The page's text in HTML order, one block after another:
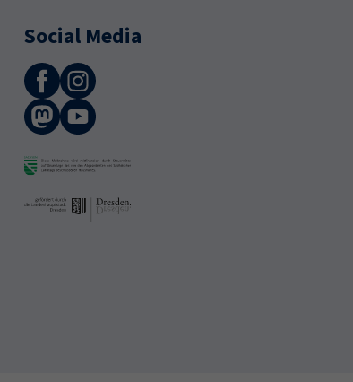
Social Media